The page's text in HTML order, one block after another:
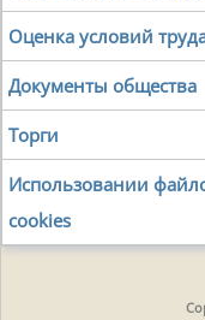
Оценка условий
Документы общества
Торги
Использовании
cookies